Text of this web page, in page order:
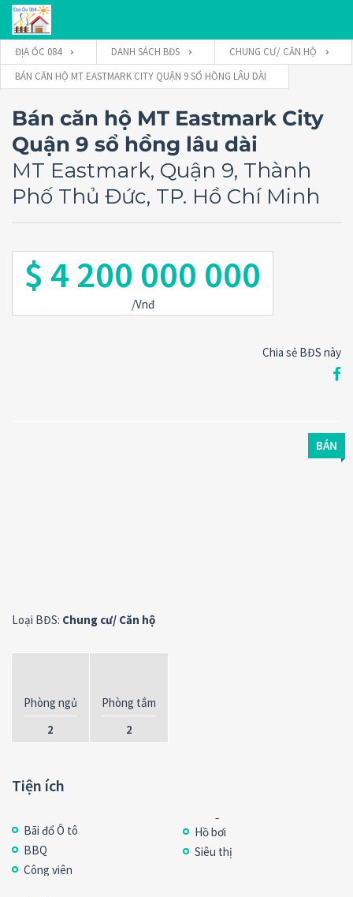
Mật khẩu
Connect with:
Forgot
ĐỊA ỐC 084 DANH SÁCH BĐS
CHUNG CƯ/ CĂN HỘ
BÁN CĂN HỘ MT EASTMARK CITY QUẬN 9 SỔ HỒNG LÂU DÀI
Bán căn hộ MT Eastmark City
Quận 9 sổ hồng lâu dài
MT Eastmark, Quận 9, Thành
Phố Thủ Đức, TP. Hồ Chí Minh
$ 4 200 000 000
/Vnđ
Chia sẻ BĐS này
BÁN
Loại BĐS: Chung cư/ Căn hộ
Phòng ngủ
2
Phòng tắm
2
Tiện ích
Bãi đổ Ô tô
BBQ
Công viên
Hồ bơi
Siêu thị